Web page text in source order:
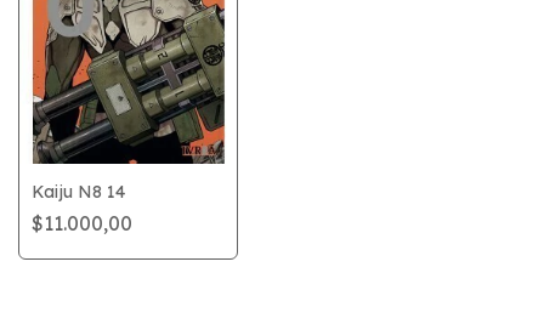
Kaiju N8 14
$11.000,00